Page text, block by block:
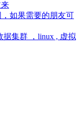
如果需要的朋友可
据集群 ，linux , 虚拟